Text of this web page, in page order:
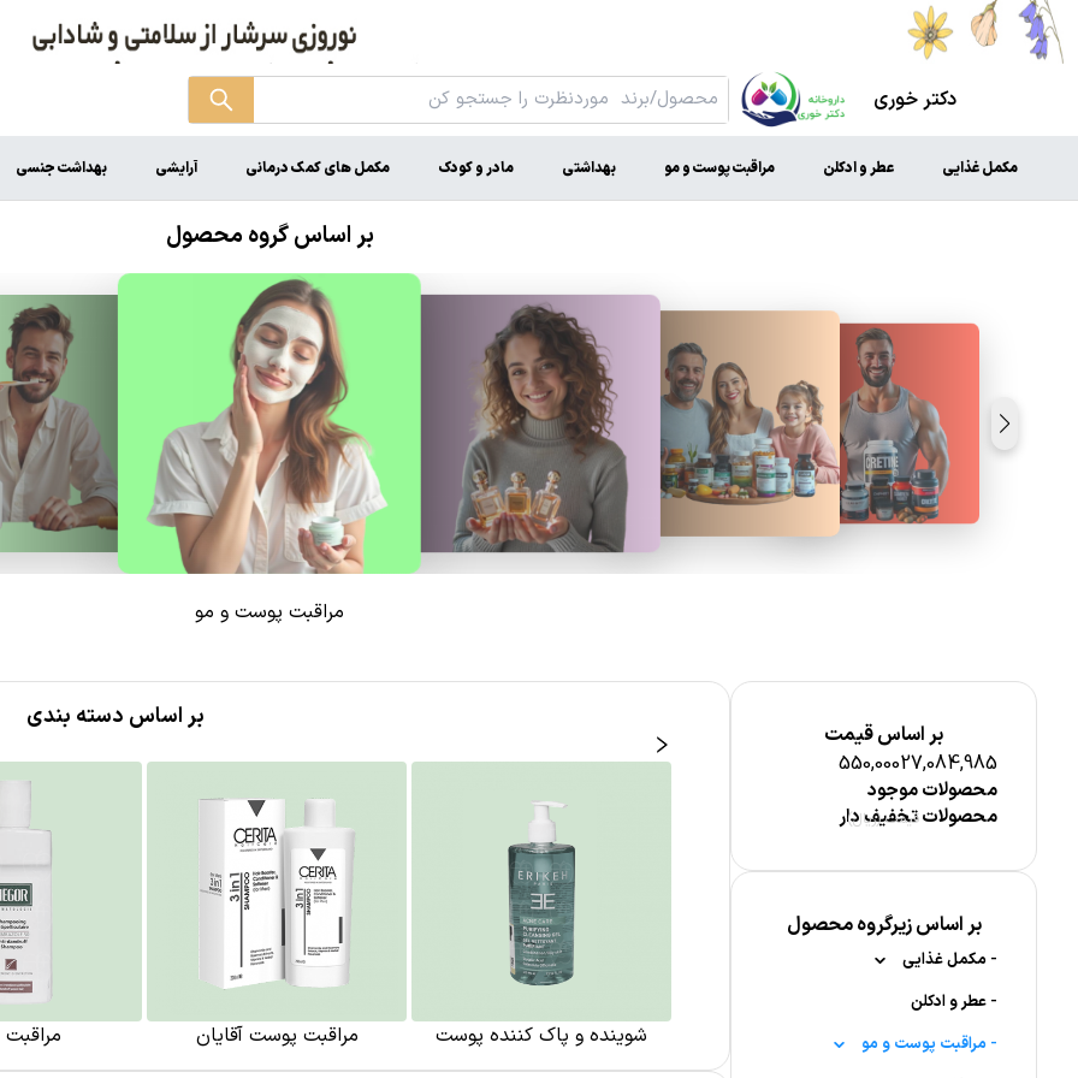
دکتر خوری
مکمل غذایی عطر و ادکلن مراقبت پوست و مو بهداشتی مادر و کودک مکمل های کمک درمانی آرایشی بهداشت جنسی
بر اساس گروه محصول
مراقبت پوست و مو
بر اساس قیمت
550,00027,084,985
قیمت (ریال)
محصولات موجود
محصولات تخفیف دار
بر اساس زیرگروه محصول
- مکمل غذایی
-ویتامین ها
-ویتامین A
-قرص جوشان
- عطر و ادکلن
- مراقبت پوست و مو
بر اساس دسته بندی
پوست بدن مراقبت پوست صورت
شوینده و پاک کننده پوست مراقبت پوست آقایان مراقبت